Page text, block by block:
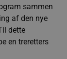
sammen
af den nye
dette
en treretters